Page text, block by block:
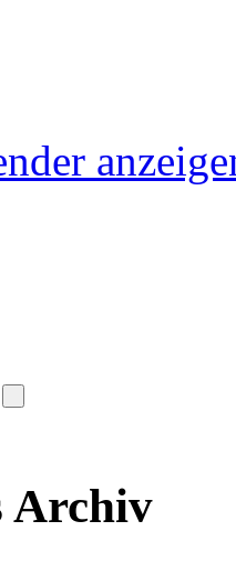
Archiv